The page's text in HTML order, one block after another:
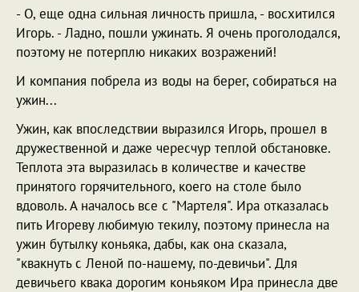
- О, еще одна сильная личность пришла, - восхитился
Игорь. - Ладно, пошли ужинать. Я очень проголодался,
поэтому не потерплю никаких возражений!
И компания побрела из воды на берег, собираться на
ужин...
Ужин, как впоследствии выразился Игорь, прошел в
дружественной и даже чересчур теплой обстановке.
Теплота эта выразилась в количестве и качестве
принятого горячительного, коего на столе было
вдоволь. А началось все с "Мартеля". Ира отказалась
пить Игореву любимую текилу, поэтому принесла на
ужин бутылку коньяка, дабы, как она сказала,
"квакнуть с Леной по-нашему, по-девичьи". Для
девичьего квака дорогим коньяком Ира принесла две